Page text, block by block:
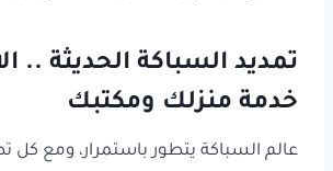
تمديد السباكة الحديثة ..
خدمة منزلك ومكتبك
عالم السباكة يتطور باستمرار، ومع كل